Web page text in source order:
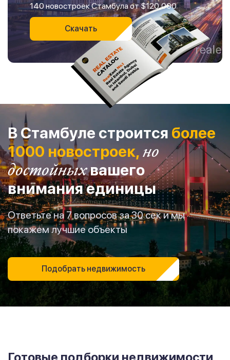
140 новостроек Стамбула от $120,000
Скачать
В Стамбуле строится более
1000 новостроек,но
достойныхвашего
внимания единицы
Ответьте на 7 вопросов за 30 сек и мы
покажем лучшие объекты
Подобрать недвижимость